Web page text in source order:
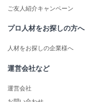
ご友人紹介キャンペーン
プロ人材をお探しの方へ
人材をお探しの企業様へ
運営会社など
運営会社